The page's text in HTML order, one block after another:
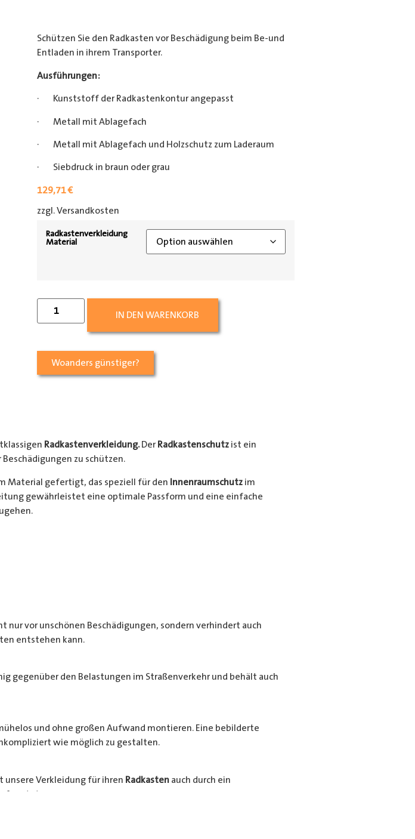
Schützen Sie den Radkasten vor Beschädigung beim Be-und
Entladen in ihrem Transporter.
Ausführungen:
· Kunststoff der Radkastenkontur angepasst
· Metall mit Ablagefach
· Metall mit Ablagefach und Holzschutz zum Laderaum
· Siebdruck in braun oder grau
129,71€
zzgl. Versandkosten
Radkastenverkleidung
Material
IN DEN WARENKORB
Woanders günstiger?
Radkastenverkleidung.Der Radkastenschutzist ein
zu schützen.
Material gefertigt, das speziell für den Innenraumschutzim
gewährleistet eine optimale Passform und eine einfache
nur vor unschönen Beschädigungen, sondern verhindert auch
entstehen kann.
gegenüber den Belastungen im Straßenverkehr und behält auch
und ohne großen Aufwand montieren. Eine bebilderte
wie möglich zu gestalten.
Verkleidung für ihren Radkastenauch durch ein